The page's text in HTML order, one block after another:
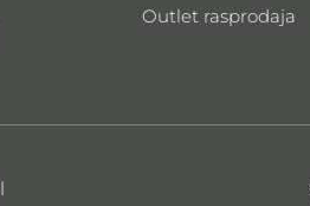
Outlet rasprodaja